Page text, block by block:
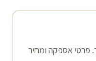
פרטי אספקה ומחיר